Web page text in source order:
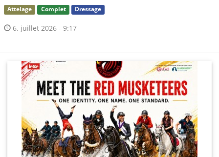
Attelage Complet Dressage
6. juillet 2026 - 9:17